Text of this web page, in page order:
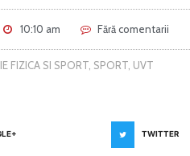
10:10 am Fără comentarii
FIZICA SI SPORT SPORT UVT
TWITTER